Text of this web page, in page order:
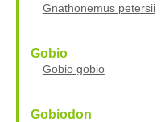
Gnathonemus petersii
Gobio
Gobio gobio
Gobiodon